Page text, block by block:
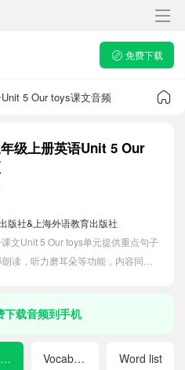
免费下载
5 Our toys课文音频
级上册英语Unit 5 Our
版社&上海外语教育出版社
文Unit 5 Our toys单元提供重点句子
读，听力磨耳朵等功能，内容同步
下载音频到手机
Unit 5 Our toys Vocabulary Word list